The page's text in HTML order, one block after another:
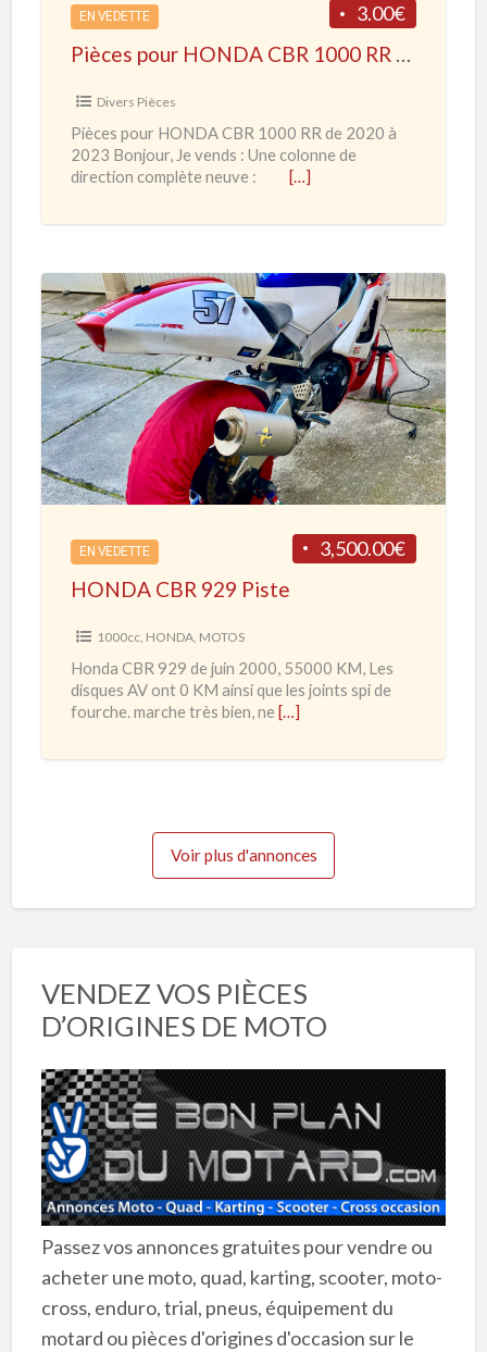
C
R
1
0
0
0
R
R
d
2
EN VEDETTE 3.00€
Pièces pour HONDA CBR 1000 RR de 2020 à 2023
Divers Pièces
Pièces pour HONDA CBR 1000 RR de 2020 à
2023 Bonjour, Je vends : Une colonne de
direction complète neuve : […]
H
O
N
D
A
C
B
e
EN VEDETTE 3,500.00€
HONDA CBR 929 Piste
1000cc, HONDA, MOTOS
Honda CBR 929 de juin 2000, 55000 KM, Les
disques AV ont 0 KM ainsi que les joints spi de
fourche. marche très bien, ne […]
Voir plus d'annonces
VENDEZ VOS PIÈCES
D’ORIGINES DE MOTO
Passez vos annonces gratuites pour vendre ou
acheter une moto, quad, karting, scooter, moto-
cross, enduro, trial, pneus, équipement du
motard ou pièces d'origines d'occasion sur le